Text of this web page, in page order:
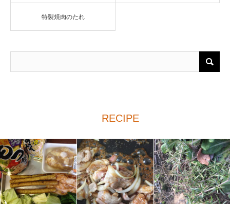
特製焼肉のたれ
RECIPE